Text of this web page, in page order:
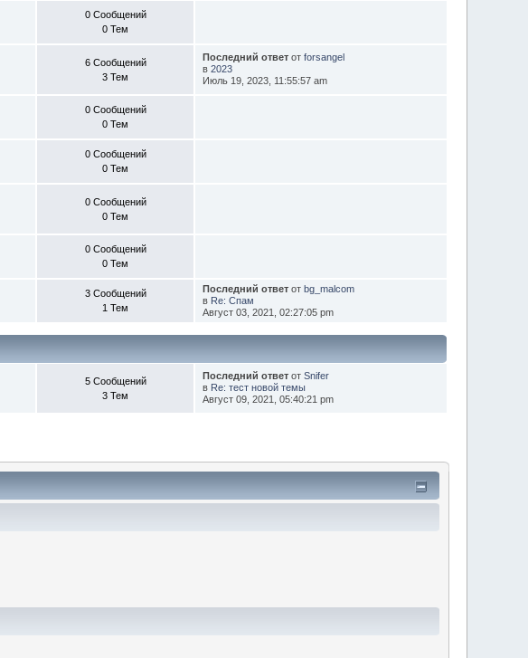
0 Сообщений
0 Тем
6 Сообщений
3 Тем
Последний ответот forsangel
в 2023
Июль 19, 2023, 11:55:57 am
0 Сообщений
0 Тем
0 Сообщений
0 Тем
0 Сообщений
0 Тем
0 Сообщений
0 Тем
3 Сообщений
1 Тем
Последний ответот bg_malcom
в Re: Спам
Август 03, 2021, 02:27:05 pm
5 Сообщений
3 Тем
Последний ответот Snifer
в Re: тест новой темы
Август 09, 2021, 05:40:21 pm